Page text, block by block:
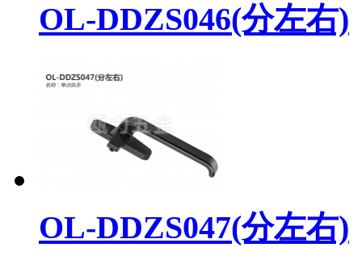
OL-DDZS046(分左右)
OL-DDZS047(分左右)